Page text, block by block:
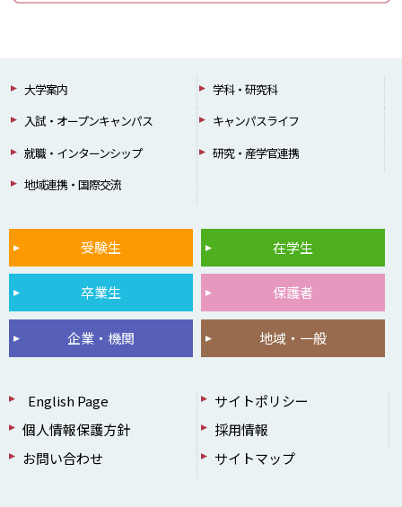
大学案内
学科・研究科
入試・オープンキャンパス
キャンパスライフ
就職・インターンシップ
研究・産学官連携
地域連携・国際交流
受験生 在学生
卒業生 保護者
企業・機関 地域・一般
English Page
サイトポリシー
個人情報保護方針
採用情報
お問い合わせ
サイトマップ